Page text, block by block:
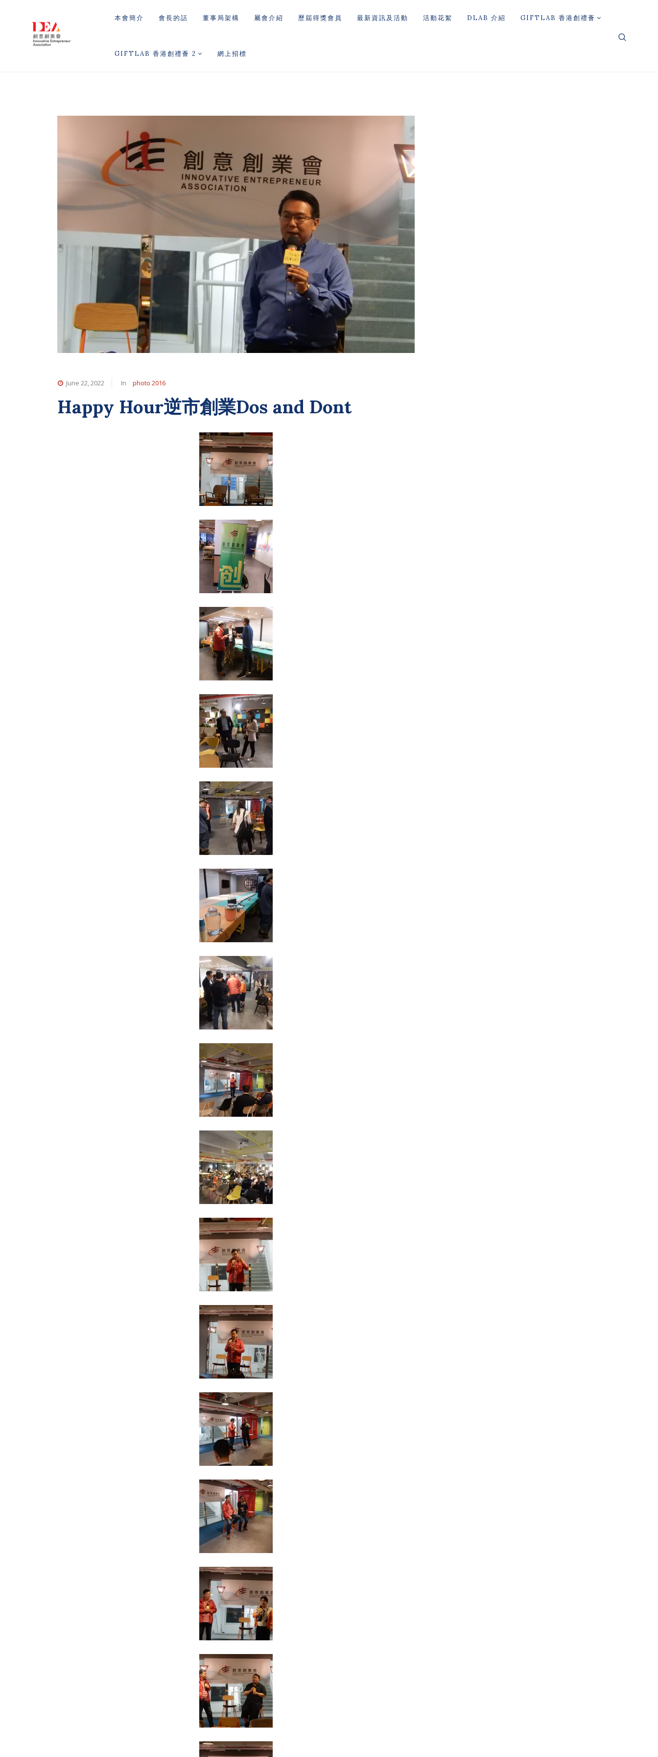
本會簡介 會長的話 董事局架構 屬會介紹 歷屆得獎會員 最新資訊及活動 活動花絮 DLAB 介紹 GIFTLAB 香港創禮薈
GIFTLAB 香港創禮薈 2 網上招標
June 22, 2022 In photo 2016
Happy Hour逆市創業Dos and Dont